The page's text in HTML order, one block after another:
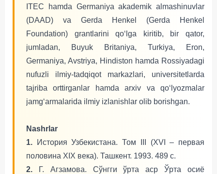
ITEC hamda Germaniya akademik almashinuvlar
(DAAD) va Gerda Henkel (Gerda Henkel
Foundation) grantlarini qoʻlga kiritib, bir qator,
jumladan, Buyuk Britaniya, Turkiya, Eron,
Germaniya, Avstriya, Hindiston hamda Rossiyadagi
nufuzli ilmiy-tadqiqot markazlari, universitetlarda
tajriba orttirganlar hamda arxiv va qoʻlyozmalar
jamgʻarmalarida ilmiy izlanishlar olib borishgan.
Nashrlar
1. История Узбекистана. Том III (XVI – первая
половина XIX века). Ташкент. 1993. 489 с.
2. Г. Агзамова. Сўнгги ўрта аср Ўрта осиё